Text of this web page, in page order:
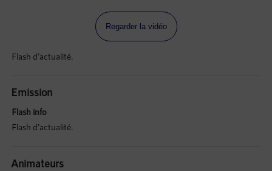
Regarder la vidéo
Flash d'actualité.
Emission
Flash info
Flash d'actualité.
Animateurs